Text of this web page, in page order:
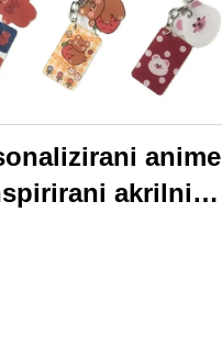
anime
akrilni